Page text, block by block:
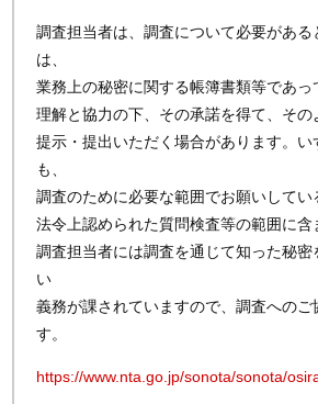
調査担当者は、調査について必要がある
は、
業務上の秘密に関する帳簿書類等であ
理解と協力の下、その承諾を得て、その
提示・提出いただく場合があります。い
も、
調査のために必要な範囲でお願いしてい
法令上認められた質問検査等の範囲に含
調査担当者には調査を通じて知った秘密
い
義務が課されていますので、調査へのご
す。
https://www.nta.go.jp/sonota/sonota/